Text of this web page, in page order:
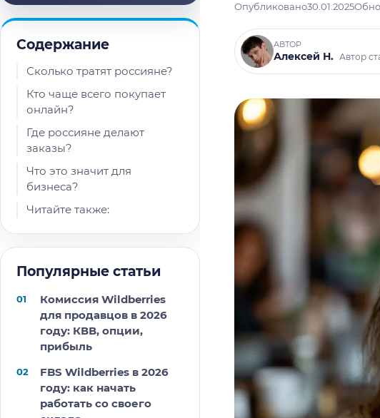
Опубликовано30.01.2025
АВТОР
Алексей Н. Автор
Содержание
Сколько тратят россияне?
Кто чаще всего покупает
онлайн?
Где россияне делают
заказы?
Что это значит для
бизнеса?
Читайте также:
Популярные статьи
Комиссия Wildberries
для продавцов в 2026
году: КВВ, опции,
прибыль
FBS Wildberries в 2026
году: как начать
работать со своего